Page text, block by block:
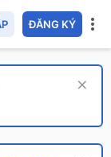
ĐĂNG KÝ